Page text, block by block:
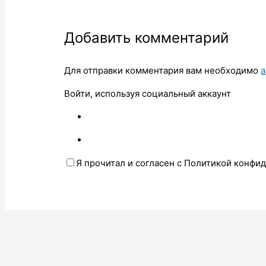
Добавить комментарий
Для отправки комментария вам необходимо
Войти, используя социальный аккаунт
Я прочитал и согласен с Политикой